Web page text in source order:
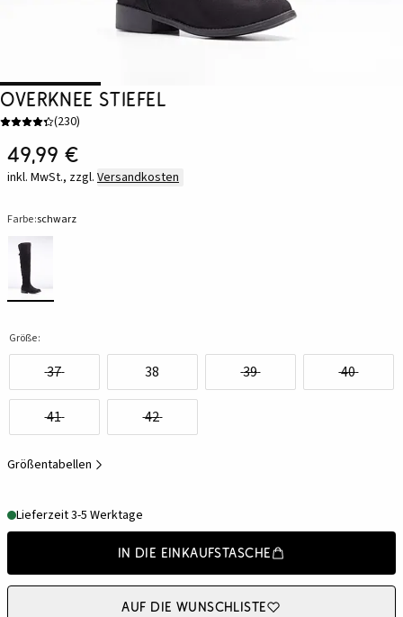
Overknee Stiefel
(230)
49,99 €
inkl. MwSt., zzgl. Versandkosten
Farbe:schwarz
Größe:
37 38 39 40
41 42
Größentabellen
Lieferzeit 3-5 Werktage
In die Einkaufstasche
Auf die Wunschliste